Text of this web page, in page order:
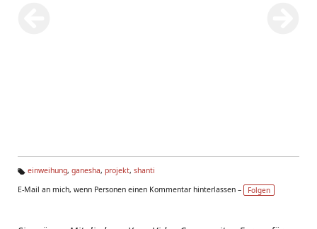
g
einweihung, ganesha, projekt, shanti
E-Mail an mich, wenn Personen einen Kommentar hinterlassen –
Folgen